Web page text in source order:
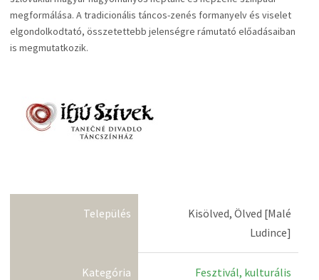
megformálása. A tradicionális táncos-zenés formanyelv és viselet
elgondolkodtató, összetettebb jelenségre rámutató előadásaiban
is megmutatkozik.
Település
Kisölved, Ölved [Malé
Ludince]
Kategória
Fesztivál, kulturális